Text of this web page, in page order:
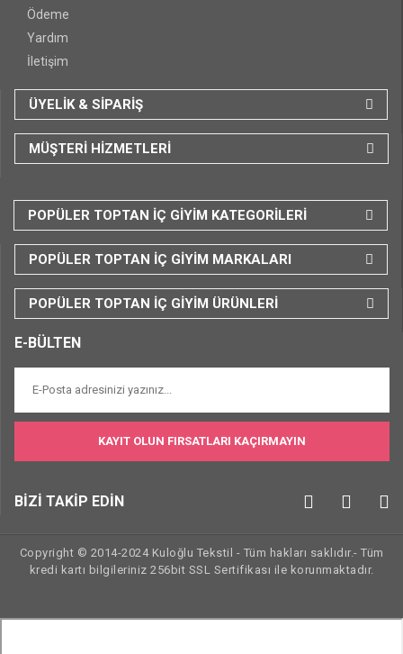
Ödeme
Yardım
İletişim
ÜYELİK & SİPARİŞ
MÜŞTERİ HİZMETLERİ
POPÜLER TOPTAN İÇ GİYİM KATEGORİLERİ
POPÜLER TOPTAN İÇ GİYİM MARKALARI
POPÜLER TOPTAN İÇ GİYİM ÜRÜNLERİ
E-BÜLTEN
KAYIT OLUN FIRSATLARI KAÇIRMAYIN
BİZİ TAKİP EDİN
Copyright © 2014-2024 Kuloğlu Tekstil - Tüm hakları saklıdır.- Tüm
kredi kartı bilgileriniz 256bit SSL Sertifikası ile korunmaktadır.